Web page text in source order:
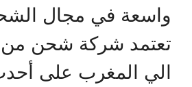
واسعة في مجال
تعتمد شركة شحن من
الي المغرب على